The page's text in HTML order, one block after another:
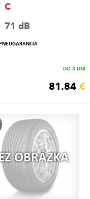
C
71 dB
DO 3 DNÍ
81.84 €